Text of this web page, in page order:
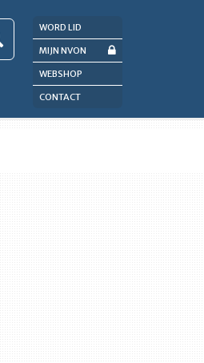
WORD LID
MIJN NVON
WEBSHOP
CONTACT